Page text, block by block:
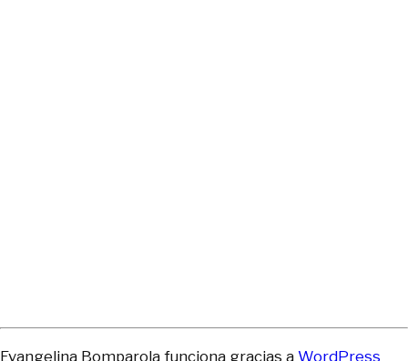
Evangelina Bomparola funciona gracias a WordPress